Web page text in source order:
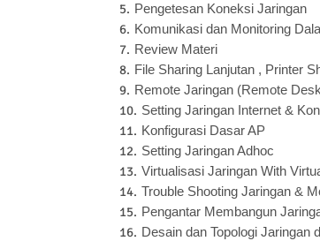
Pengetesan Koneksi Jaringan
Komunikasi dan Monitoring
Review Materi
File Sharing Lanjutan , Printer
Remote Jaringan (Remote
Setting Jaringan Internet &
Konfigurasi Dasar AP
Setting Jaringan Adhoc
Virtualisasi Jaringan With
Trouble Shooting Jaringan &
Pengantar Membangun
Desain dan Topologi Jaringan